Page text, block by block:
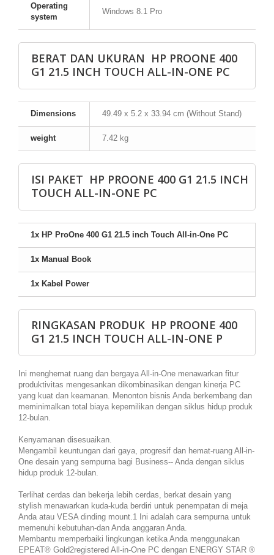
Operating
system
Windows 8.1 Pro
BERAT DAN UKURAN HP PROONE 400
G1 21.5 INCH TOUCH ALL-IN-ONE PC
Dimensions 49.49 x 5.2 x 33.94 cm (Without Stand)
weight 7.42 kg
ISI PAKET HP PROONE 400 G1 21.5 INCH
TOUCH ALL-IN-ONE PC
1x HP ProOne 400 G1 21.5 inch Touch All-in-One PC
1x Manual Book
1x Kabel Power
RINGKASAN PRODUK HP PROONE 400
G1 21.5 INCH TOUCH ALL-IN-ONE P
Ini menghemat ruang dan bergaya All-in-One menawarkan fitur
produktivitas mengesankan dikombinasikan dengan kinerja PC
yang kuat dan keamanan. Menonton bisnis Anda berkembang dan
meminimalkan total biaya kepemilikan dengan siklus hidup produk
12-bulan.
Kenyamanan disesuaikan.
Mengambil keuntungan dari gaya, progresif dan hemat-ruang All-in-
One desain yang sempurna bagi Business-- Anda dengan siklus
hidup produk 12-bulan.
Terlihat cerdas dan bekerja lebih cerdas, berkat desain yang
stylish menawarkan kuda-kuda berdiri untuk penempatan di meja
Anda atau VESA dinding mount.1 Ini adalah cara sempurna untuk
memenuhi kebutuhan-dan Anda anggaran Anda.
Membantu memperbaiki lingkungan ketika Anda menggunakan
EPEAT® Gold2registered All-in-One PC dengan ENERGY STAR ®